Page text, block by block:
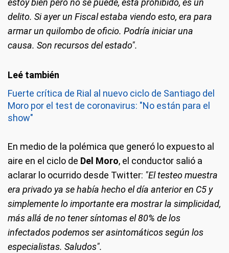
estoy bien pero no se puede, está prohibido, es un
delito. Si ayer un Fiscal estaba viendo esto, era para
armar un quilombo de oficio. Podría iniciar una
causa. Son recursos del estado".
Fuerte crítica de Rial al nuevo ciclo de Santiago del
Moro por el test de coronavirus: "No están para el
show"
En medio de la polémica que generó lo expuesto al
aire en el ciclo de Del Moro, el conductor salió a
aclarar lo ocurrido desde Twitter: "El testeo muestra
era privado ya se había hecho el día anterior en C5 y
simplemente lo importante era mostrar la simplicidad,
más allá de no tener síntomas el 80% de los
infectados podemos ser asintomáticos según los
especialistas. Saludos".